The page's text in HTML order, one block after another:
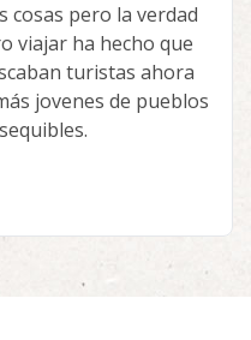
cosas pero la verdad
viajar ha hecho que
turistas ahora
jovenes de pueblos